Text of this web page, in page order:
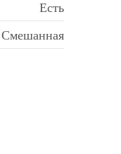
Есть
Смешанная